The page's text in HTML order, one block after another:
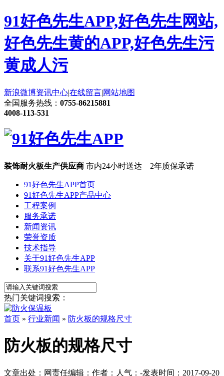
91好色先生APP,好色先生网站,
好色先生黄的APP,好色先生污
黄成人污
新浪微博资讯中心|在线留言|网站地图
全国服务热线： 0755-86215881
4008-113-531
装饰耐火板生产供应商 市内24小时送达 2年质保承诺
91好色先生APP首页
91好色先生APP产品中心
工程案例
服务承诺
新闻资讯
荣誉资质
技术指导
关于91好色先生APP
联系91好色先生APP
热门关键词搜索：
首页 » 行业新闻 » 防火板的规格尺寸
防火板的规格尺寸
文章出处： 网责任编辑： 作者： 人气： -发表时间：2017-09-20